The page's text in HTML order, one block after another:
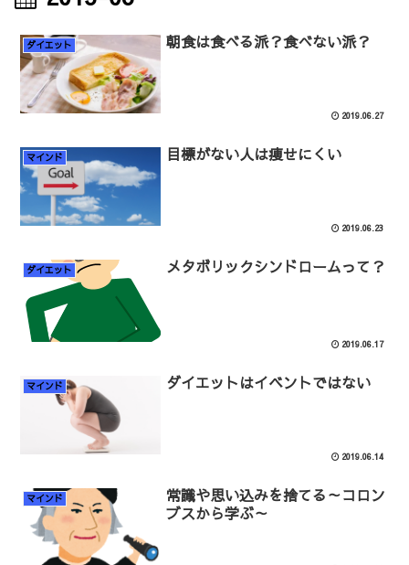
ダイエット 朝食は食べる派？食べない派？
2019.06.27
マインド 目標がない人は痩せにくい
2019.06.23
ダイエット メタボリックシンドロームって？
2019.06.17
マインド ダイエットはイベントではない
2019.06.14
マインド
常識や思い込みを捨てる～コロン
ブスから学ぶ～